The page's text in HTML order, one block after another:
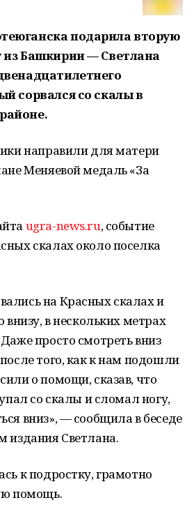
подарила вторую
из Башкирии — Светлана
сорвался со скалы в
направили для матери
Меняевой медаль «За
ugra-news.ru, событие
скалах около поселка
на Красных скалах и
внизу, в нескольких метрах
просто смотреть вниз
того, как к нам подошли
о помощи, сказав, что
со скалы и сломал ногу,
вниз», — сообщила в беседе
издания Светлана.
к подростку, грамотно
помощь.